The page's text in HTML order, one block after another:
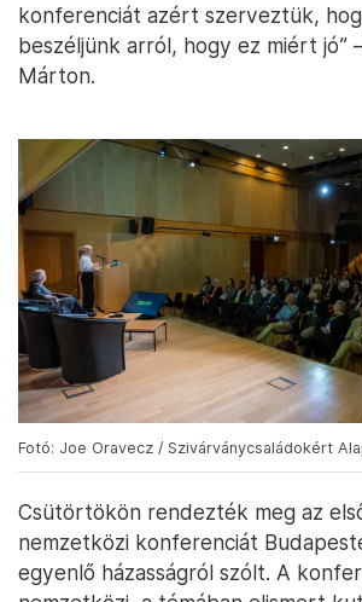
konferenciát azért szerveztük,
beszéljünk arról, hogy ez miért jó”
Márton.
Fotó: Joe Oravecz / Szivárványcsaládokért
Csütörtökön rendezték meg az
nemzetközi konferenciát
egyenlő házasságról szólt. A